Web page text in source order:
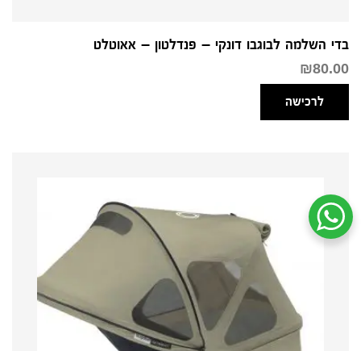
בדי השלמה לבוגבו דונקי – פנדלטון – אאוטלט
₪80.00
לרכישה
שיחת ווטסאפ עם שירות הלקוחות